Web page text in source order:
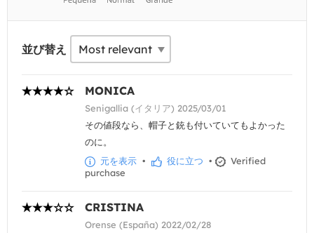
並び替え
MONICA
Senigallia (イタリア) 2025/03/01
その値段なら、帽子と銃も付いていてもよかった
のに。
元を表示 • 役に立つ •
Verified
purchase
CRISTINA
Orense (España) 2022/02/28